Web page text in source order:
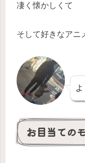
凄く懐かしくて
そして好きなアニ
お目当ての